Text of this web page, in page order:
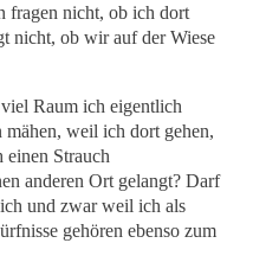
fragen nicht, ob ich dort
nicht, ob wir auf der Wiese
Raum ich eigentlich
weil ich dort gehen,
einen Strauch
anderen Ort gelangt? Darf
und zwar weil ich als
gehören ebenso zum